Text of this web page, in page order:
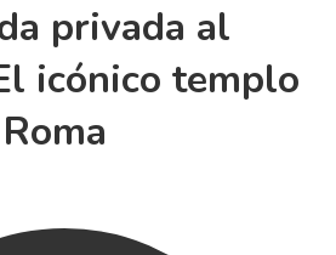
privada al
icónico templo